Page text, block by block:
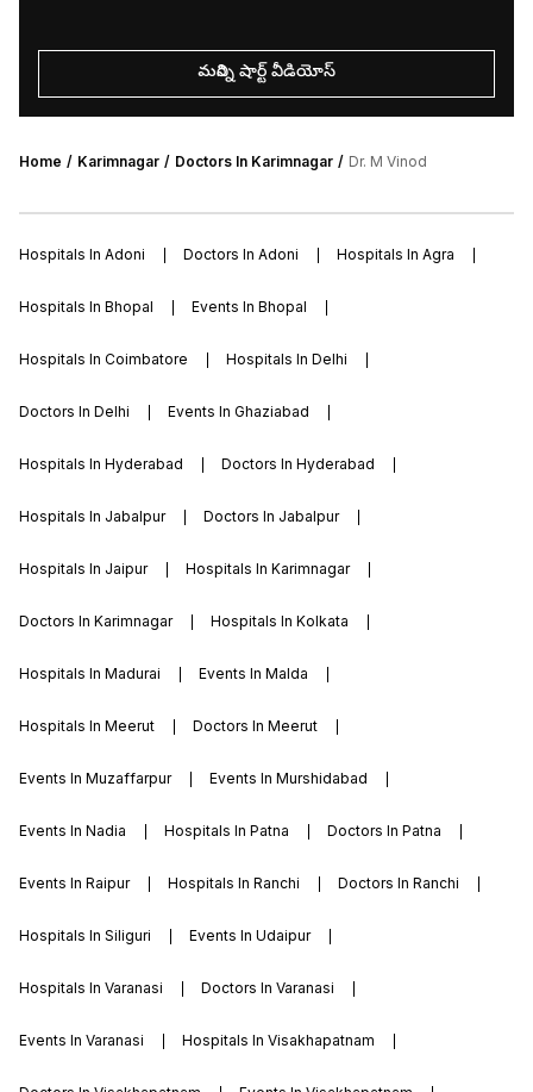
మరిన్ని షార్ట్ వీడియోస్
Home Karimnagar Doctors In Karimnagar Dr. M Vinod
Hospitals In Adoni Doctors In Adoni Hospitals In Agra
Hospitals In Bhopal Events In Bhopal
Hospitals In Coimbatore Hospitals In Delhi
Doctors In Delhi Events In Ghaziabad
Hospitals In Hyderabad Doctors In Hyderabad
Hospitals In Jabalpur Doctors In Jabalpur
Hospitals In Jaipur Hospitals In Karimnagar
Doctors In Karimnagar Hospitals In Kolkata
Hospitals In Madurai Events In Malda
Hospitals In Meerut Doctors In Meerut
Events In Muzaffarpur Events In Murshidabad
Events In Nadia Hospitals In Patna Doctors In Patna
Events In Raipur Hospitals In Ranchi Doctors In Ranchi
Hospitals In Siliguri Events In Udaipur
Hospitals In Varanasi Doctors In Varanasi
Events In Varanasi Hospitals In Visakhapatnam